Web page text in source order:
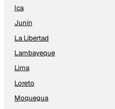
Ica
Junín
La Libertad
Lambayeque
Lima
Loreto
Moquegua